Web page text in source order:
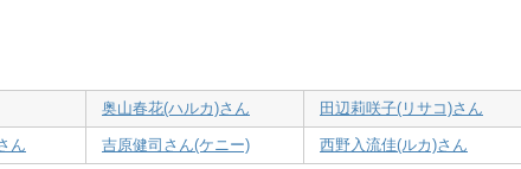
奥山春花(ハルカ)さん 田辺莉咲子(リサコ)さん
ん 吉原健司さん(ケニー) 西野入流佳(ルカ)さん